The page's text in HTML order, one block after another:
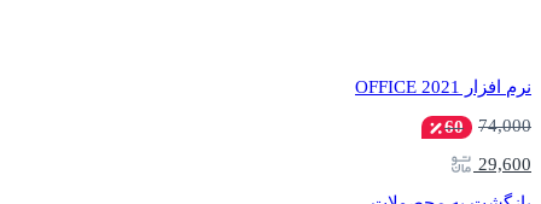
نرم افزار OFFICE 2021
74,000
60
29,600